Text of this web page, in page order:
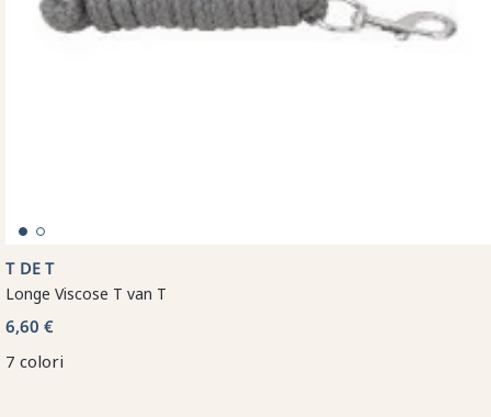
T DE T
Longe Viscose T van T
6,60 €
7 colori